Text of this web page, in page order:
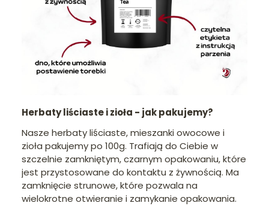
Herbaty liściaste i zioła - jak pakujemy?
Nasze herbaty liściaste, mieszanki owocowe i
zioła pakujemy po 100g. Trafiają do Ciebie w
szczelnie zamkniętym, czarnym opakowaniu, które
jest przystosowane do kontaktu z żywnością. Ma
zamknięcie strunowe, które pozwala na
wielokrotne otwieranie i zamykanie opakowania.